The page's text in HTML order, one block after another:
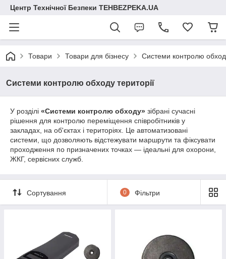
Центр Технічної Безпеки TEHBEZPEKA.UA
Товари Товари для бізнесу Системи контролю
Системи контролю обходу території
У розділі «Системи контролю обходу» зібрані сучасні
рішення для контролю переміщення співробітників у
закладах, на об'єктах і територіях. Це автоматизовані
системи, що дозволяють відстежувати маршрути та фіксувати
проходження по призначених точках — ідеальні для охорони,
ЖКГ, сервісних служб.
Сортування 0 Фільтри